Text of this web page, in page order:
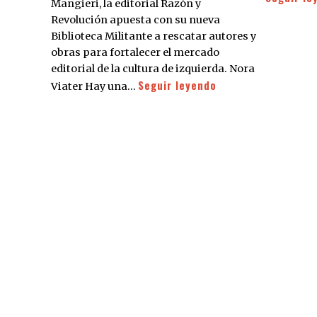
Mangieri, la editorial Razón y
Revolución apuesta con su nueva
Biblioteca Militante a rescatar autores y
obras para fortalecer el mercado
editorial de la cultura de izquierda. Nora
Viater Hay una… Seguir leyendo